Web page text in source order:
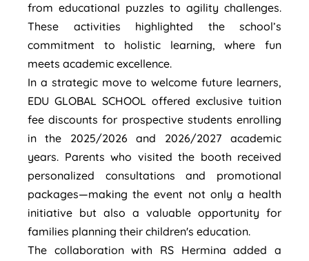
from educational puzzles to agility challenges.
These activities highlighted the school’s
commitment to holistic learning, where fun
meets academic excellence.
In a strategic move to welcome future learners,
EDU GLOBAL SCHOOL offered exclusive tuition
fee discounts for prospective students enrolling
in the 2025/2026 and 2026/2027 academic
years. Parents who visited the booth received
personalized consultations and promotional
packages—making the event not only a health
initiative but also a valuable opportunity for
families planning their children's education.
The collaboration with RS Hermina added a